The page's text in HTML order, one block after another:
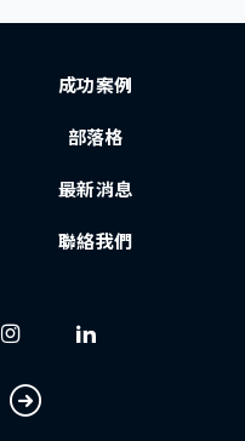
成功案例
部落格
最新消息
聯絡我們